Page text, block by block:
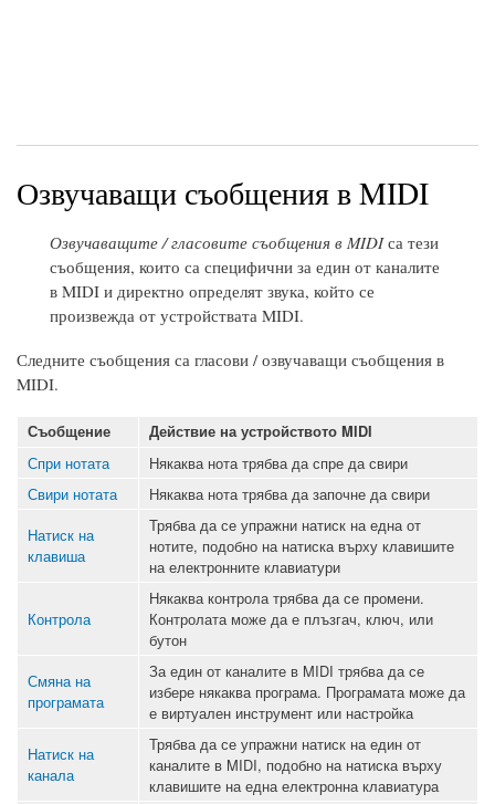
Озвучаващи съобщения в MIDI
Озвучаващите / гласовите съобщения в MIDIса тези
съобщения, които са специфични за един от каналите
в MIDI и директно определят звука, който се
произвежда от устройствата MIDI.
Следните съобщения са гласови / озвучаващи съобщения в
MIDI.
Съобщение Действие на устройството MIDI
Спри нотата
Някаква нота трябва да спре да свири
Свири нотата
Някаква нота трябва да започне да свири
Натиск на
клавиша
Трябва да се упражни натиск на една от
нотите, подобно на натиска върху клавишите
на електронните клавиатури
Контрола
Някаква контрола трябва да се промени.
Контролата може да е плъзгач, ключ, или
бутон
Смяна на
програмата
За един от каналите в MIDI трябва да се
избере някаква програма. Програмата може да
е виртуален инструмент или настройка
Натиск на
канала
Трябва да се упражни натиск на един от
каналите в MIDI, подобно на натиска върху
клавишите на една електронна клавиатура